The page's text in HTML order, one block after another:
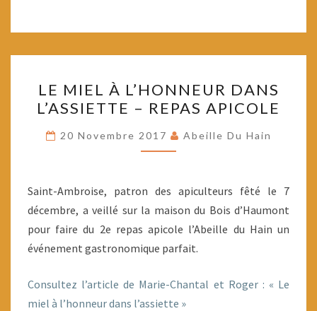
MIEL
À
L’HONNEUR
DANS
–
REPAS
APICOLE
LE MIEL À L’HONNEUR DANS
L’ASSIETTE – REPAS APICOLE
20 Novembre 2017 Abeille Du Hain
Saint-Ambroise, patron des apiculteurs fêté le 7
décembre, a veillé sur la maison du Bois d’Haumont
pour faire du 2e repas apicole l’Abeille du Hain un
événement gastronomique parfait.
Consultez l’article de Marie-Chantal et Roger : « Le
miel à l’honneur dans l’assiette »